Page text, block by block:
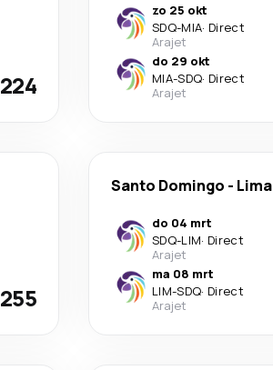
zo 25 okt
SDQ-MIA· Direct
Arajet
do 29 okt
MIA-SDQ· Direct
Arajet
Santo Domingo - Lima
do 04 mrt
SDQ-LIM· Direct
Arajet
ma 08 mrt
LIM-SDQ· Direct
Arajet